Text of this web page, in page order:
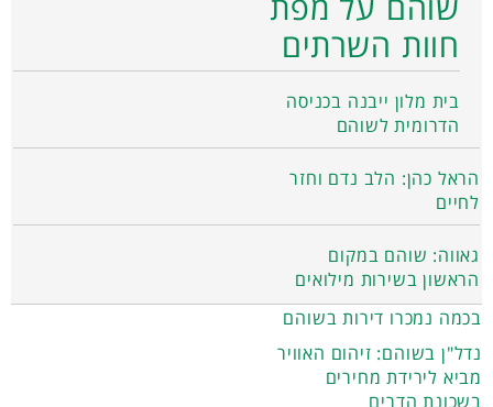
חוות השרתים
בית מלון ייבנה בכניסה
הדרומית לשוהם
הראל כהן: הלב נדם וחזר
לחיים
גאווה: שוהם במקום
הראשון בשירות מילואים
בכמה נמכרו דירות בשוהם
נדל"ן בשוהם: זיהום האוויר
מביא לירידת מחירים
בשכונת הדרים